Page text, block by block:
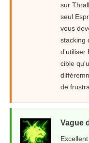
sur
seul
vous
stacking
d'utiliser
cible
de
Vague